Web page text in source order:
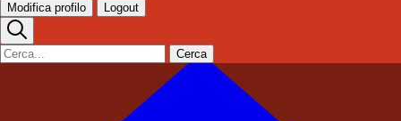
Modifica profilo Logout
Cerca